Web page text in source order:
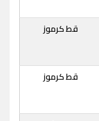
قط كرموز
قط كرموز